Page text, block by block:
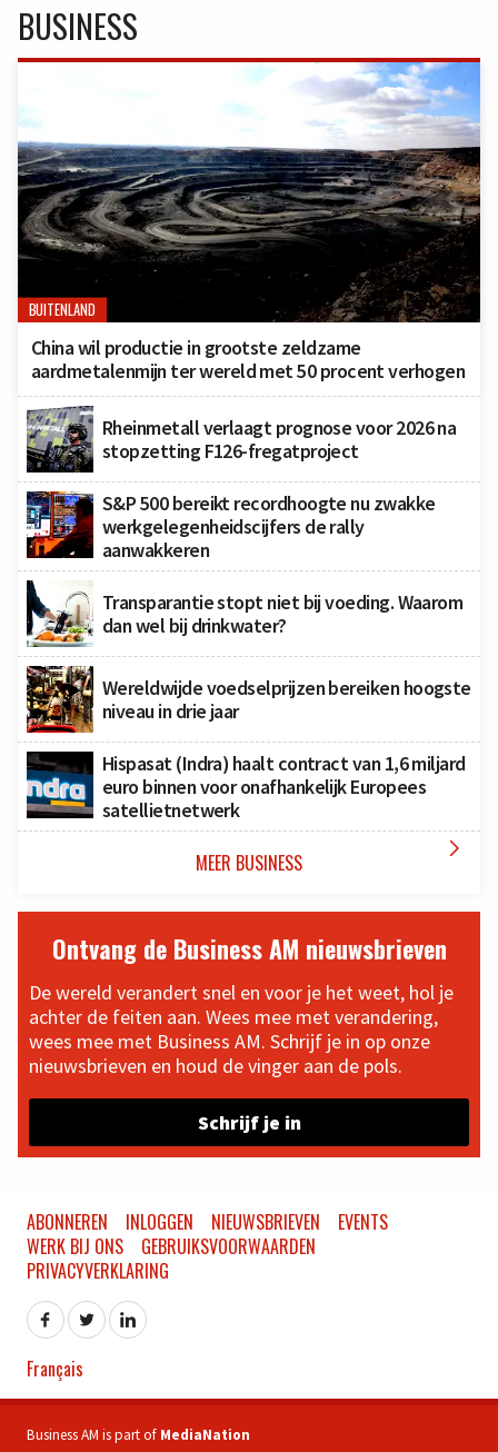
BUSINESS
BUITENLAND
China wil productie in grootste zeldzame
aardmetalenmijn ter wereld met 50 procent verhogen
Rheinmetall verlaagt prognose voor 2026 na
stopzetting F126-fregatproject
S&P 500 bereikt recordhoogte nu zwakke
werkgelegenheidscijfers de rally
aanwakkeren
Transparantie stopt niet bij voeding. Waarom
dan wel bij drinkwater?
Wereldwijde voedselprijzen bereiken hoogste
niveau in drie jaar
Hispasat (Indra) haalt contract van 1,6 miljard
euro binnen voor onafhankelijk Europees
satellietnetwerk
MEER BUSINESS 
Ontvang de Business AM nieuwsbrieven
De wereld verandert snel en voor je het weet, hol je
achter de feiten aan. Wees mee met verandering,
wees mee met Business AM. Schrijf je in op onze
nieuwsbrieven en houd de vinger aan de pols.
Schrijf je in
ABONNEREN INLOGGEN NIEUWSBRIEVEN
EVENTS
WERK BIJ ONS
GEBRUIKSVOORWAARDEN
PRIVACYVERKLARING
Français
Business AM is part of MediaNation